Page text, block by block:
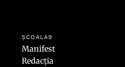
ȘCOALA9
Manifest
Redacția